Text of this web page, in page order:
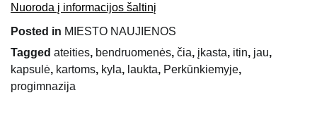
Nuoroda į informacijos šaltinį
Posted in MIESTO NAUJIENOS
Tagged ateities, bendruomenės, čia, įkasta, itin, jau,
kapsulė, kartoms, kyla, laukta, Perkūnkiemyje,
progimnazija